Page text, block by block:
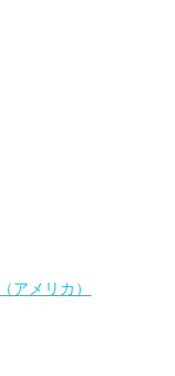
アメリカ）